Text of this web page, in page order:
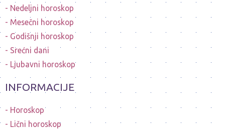
Nedeljni horoskop
Mesečni horoskop
Godišnji horoskop
Srećni dani
Ljubavni horoskop
INFORMACIJE
Horoskop
Lični horoskop